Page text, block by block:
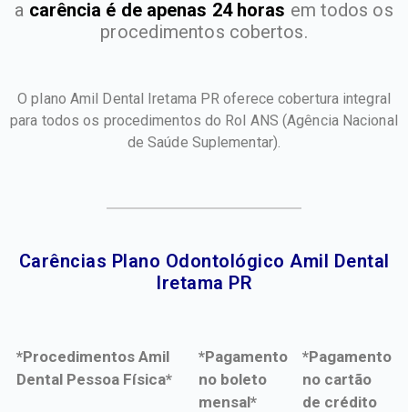
a carência é de apenas 24 horas em todos os
procedimentos cobertos.
O plano Amil Dental Iretama PR oferece cobertura integral
para todos os procedimentos do Rol ANS(Agência Nacional
de Saúde Suplementar).
Carências Plano Odontológico Amil Dental
Iretama PR​
*Procedimentos Amil
Dental Pessoa Física*
*Pagamento
no boleto
mensal*
*Pagamento
no cartão
de crédito